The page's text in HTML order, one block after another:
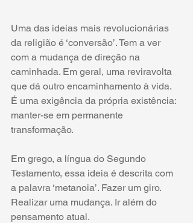
Uma das ideias mais revolucionárias
da religião é ‘conversão’. Tem a ver
com a mudança de direção na
caminhada. Em geral, uma reviravolta
que dá outro encaminhamento à vida.
É uma exigência da própria existência:
manter-se em permanente
transformação.
Em grego, a língua do Segundo
Testamento, essa ideia é descrita com
a palavra ‘metanoia’. Fazer um giro.
Realizar uma mudança. Ir além do
pensamento atual.